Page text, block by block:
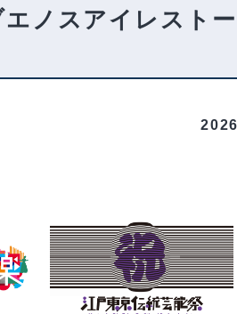
ノスアイレストー